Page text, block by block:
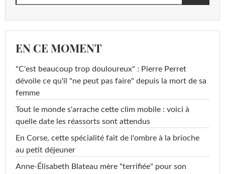
EN CE MOMENT
"C'est beaucoup trop douloureux" : Pierre Perret
dévoile ce qu'il "ne peut pas faire" depuis la mort de sa
femme
Tout le monde s'arrache cette clim mobile : voici à
quelle date les réassorts sont attendus
En Corse, cette spécialité fait de l'ombre à la brioche
au petit déjeuner
Anne-Élisabeth Blateau mère "terrifiée" pour son